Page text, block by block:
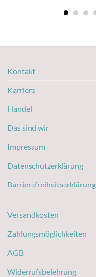
Kontakt
Karriere
Handel
Das sind wir
Impressum
Datenschutzerklärung
Barrierefreiheitserklärung
Versandkosten
Zahlungsmöglichkeiten
AGB
Widerrufsbelehrung